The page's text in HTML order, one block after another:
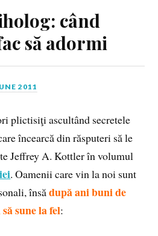
când
să adormi
2011
plictisiţi ascultând secretele
încearcă din răsputeri să le
Jeffrey A. Kottler în volumul
. Oamenii care vin la noi sunt
însădupă ani buni de
sune la fel: